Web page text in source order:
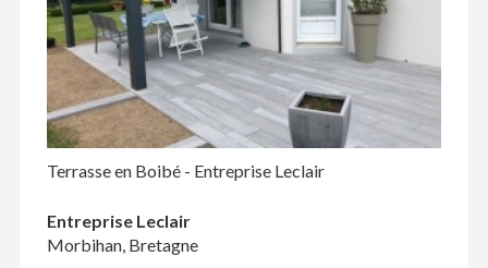
Terrasse en Boibé - Entreprise Leclair
Entreprise Leclair
Morbihan, Bretagne